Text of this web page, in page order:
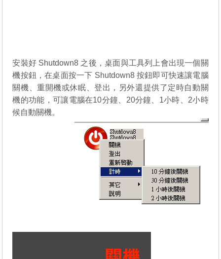
安裝好 Shutdown8 之後，桌面與工具列上會出現一個關
機按鈕，在桌面按一下 Shutdown8 按鈕即可快速讓電腦
關機、重開機或休眠、登出，另外還提供了定時自動關
機的功能，可讓電腦在10分鐘、20分鐘、1小時、2小時
候自動關機。